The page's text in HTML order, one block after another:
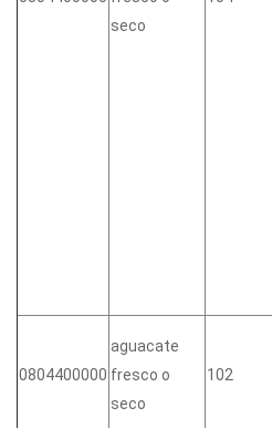
seco
0804400000
aguacate
fresco o
seco
102